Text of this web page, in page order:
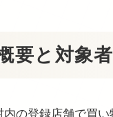
要と対象者
の登録店舗で買